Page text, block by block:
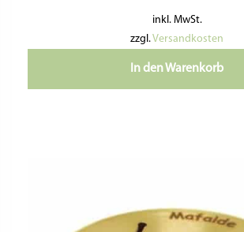
inkl. MwSt.
zzgl.Versandkosten
In den Warenkorb